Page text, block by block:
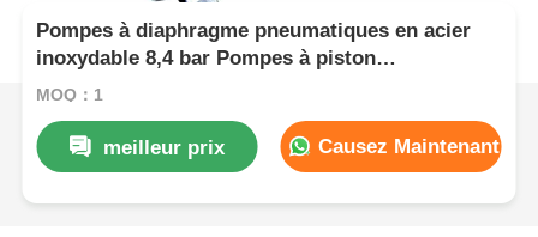
Pompes à diaphragme pneumatiques en acier
inoxydable 8,4 bar Pompes à piston
pneumatiques 587L/min
MOQ：1
meilleur prix Causez Maintenant